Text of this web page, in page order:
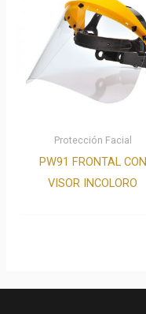
Protección Facial
PW91 FRONTAL CON
VISOR INCOLORO